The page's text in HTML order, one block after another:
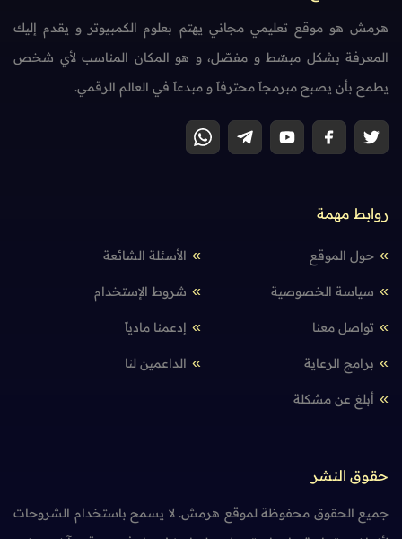
هرمش هو موقع تعليمي مجاني يهتم بعلوم الكمبيوتر و يقدم إليك
المعرفة بشكل مبسّط و مفصّل، و هو المكان المناسب لأي شخص
يطمح بأن يصبح مبرمجاً محترفاً و مبدعاً في العالم الرقمي.
روابط مهمة
حول الموقع الأسئلة الشائعة
سياسة الخصوصية شروط الإستخدام
تواصل معنا إدعمنا مادياً
برامج الرعاية الداعمين لنا
أبلغ عن مشكلة
حقوق النشر
جميع الحقوق محفوظة لموقع هرمش. لا يسمح باستخدام الشروحات